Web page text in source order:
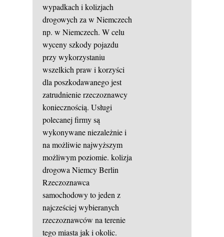
wypadkach i kolizjach
drogowych za w Niemczech
np. w Niemczech. W celu
wyceny szkody pojazdu
przy wykorzystaniu
wszelkich praw i korzyści
dla poszkodawanego jest
zatrudnienie rzeczoznawcy
koniecznością. Usługi
polecanej firmy są
wykonywane niezależnie i
na możliwie najwyższym
możliwym poziomie. kolizja
drogowa NiemcyBerlin
Rzeczoznawca
samochodowy to jeden z
najcześciej wybieranych
rzeczoznawców na terenie
tego miasta jak i okolic.